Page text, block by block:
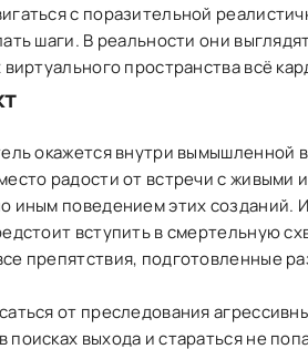
с поразительной
шаги. В реальности они
пространства всё
окажется внутри вымышленной
радости от встречи с живыми
иным поведением этих созданий.
вступить в смертельную
препятствия, подготовленные
от преследования
выхода и стараться не